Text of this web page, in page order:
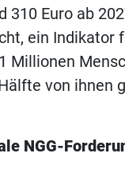
310 Euro ab
ein Indikator
Millionen
von ihnen
NGG-